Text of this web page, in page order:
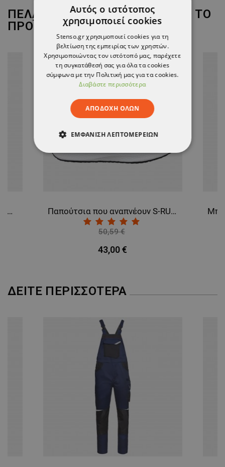
ΠΕΛΆΤΕΣ ΠΟΥ ΑΓΌΡΑΣΑΝ ΑΥΤΌ ΤΟ
ΠΡΟΪΌΝ, ΑΓΌΡΑΣΑΝ ΕΠΊΣΗΣ:
Κοντομάνικο STENSO NAOS WHITE Παπούτσια που αναπνέουν S-RUN O1 MF ESD
50,59 €
43,00 €
ΔΕΊΤΕ ΠΕΡΙΣΣΌΤΕΡΑ
Αυτός ο ιστότοπος
χρησιμοποιεί cookies
Stenso.gr χρησιμοποιεί cookies για τη
βελτίωση της εμπειρίας των χρηστών.
Χρησιμοποιώντας τον ιστότοπό μας, παρέχετε
τη συγκατάθεσή σας για όλα τα cookies
σύμφωνα με την Πολιτική μας για τα cookies.
Διαβάστε περισσότερα
ΑΠΟΔΟΧΉ ΌΛΩΝ
ΕΜΦΆΝΙΣΗ ΛΕΠΤΟΜΕΡΕΙΏΝ
ΑΠΟΛΎΤΩΣ ΑΠΑΡΑΊΤΗΤΑ
ΜΗ ΤΑΞΙΝΟΜΗΜΈΝΑ